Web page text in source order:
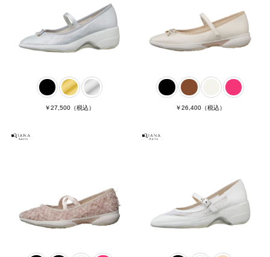
￥27,500 （税込） ￥26,400（税込）